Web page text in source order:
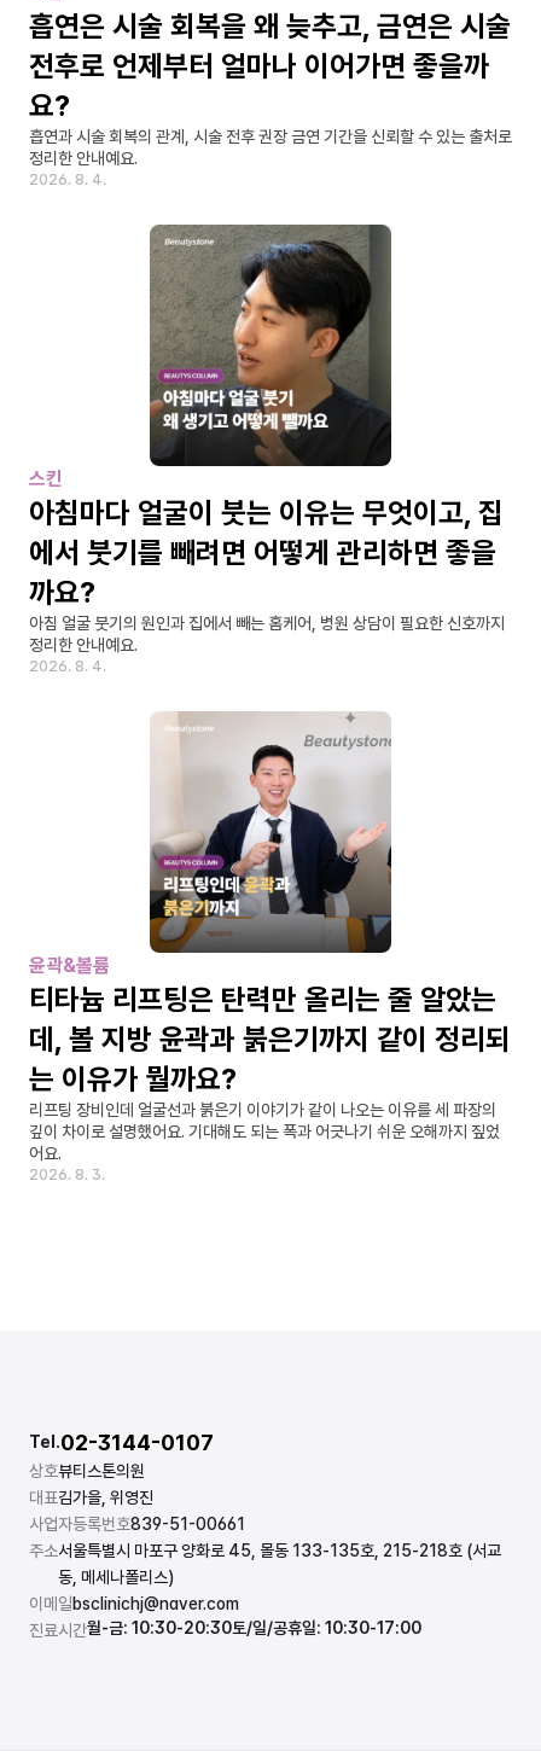
흡연은 시술 회복을 왜 늦추고, 금연은 시술
전후로 언제부터 얼마나 이어가면 좋을까
요?
흡연과 시술 회복의 관계, 시술 전후 권장 금연 기간을 신뢰할 수 있는 출처로
정리한 안내예요.
2026. 8. 4.
스킨
아침마다 얼굴이 붓는 이유는 무엇이고, 집
에서 붓기를 빼려면 어떻게 관리하면 좋을
까요?
아침 얼굴 붓기의 원인과 집에서 빼는 홈케어, 병원 상담이 필요한 신호까지
정리한 안내예요.
2026. 8. 4.
윤곽&볼륨
티타늄 리프팅은 탄력만 올리는 줄 알았는
데, 볼 지방 윤곽과 붉은기까지 같이 정리되
는 이유가 뭘까요?
리프팅 장비인데 얼굴선과 붉은기 이야기가 같이 나오는 이유를 세 파장의
깊이 차이로 설명했어요. 기대해도 되는 폭과 어긋나기 쉬운 오해까지 짚었
어요.
2026. 8. 3.
상호뷰티스톤의원
대표김가을, 위영진
사업자등록번호839-51-00661
주소서울특별시 마포구 양화로 45, 몰동 133-135호, 215-218호 (서교
동, 메세나폴리스)
이메일bsclinichj@naver.com
진료시간월-금: 10:30-20:30토/일/공휴일: 10:30-17:00
Tel.02-3144-0107